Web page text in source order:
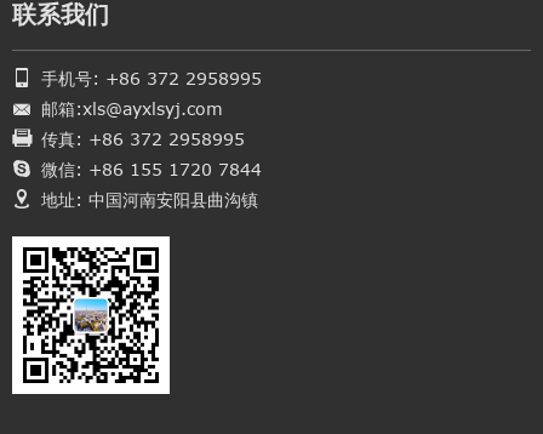
联系我们
手机号: +86 372 2958995
邮箱:xls@ayxlsyj.com
传真: +86 372 2958995
微信: +86 155 1720 7844
地址: 中国河南安阳县曲沟镇